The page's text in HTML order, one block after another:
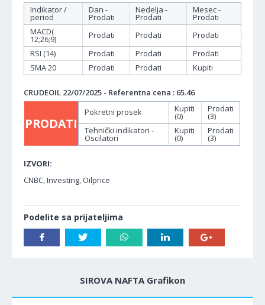
Indikator /
period
Dan -
Prodati
Nedelja -
Prodati
Mesec -
Prodati
MACD(
12;26;9) Prodati Prodati
Prodati
RSI (14)
Prodati Prodati
Prodati
SMA 20
Prodati Prodati Kupiti
CRUDEOIL 22/07/2025 - Referentna cena : 65.46
PRODATI
Pokretni prosek Kupiti
(0)
Prodati
(3)
Tehnički indikatori -
Oscilatori
Kupiti
(0)
Prodati
(3)
IZVORI:
CNBC, Investing, Oilprice
Podelite sa prijateljima
SIROVA NAFTA Grafikon